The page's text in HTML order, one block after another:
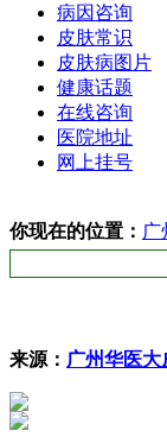
病因咨询
皮肤常识
皮肤病图片
健康话题
在线咨询
医院地址
网上挂号
你现在的位置： 广
来源： 广州华医